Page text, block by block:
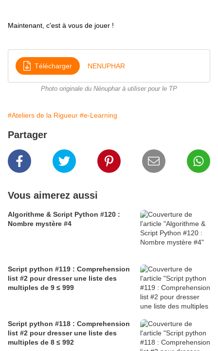
Maintenant, c'est à vous de jouer !
Télécharger NENUPHAR
Photo originale du Nénuphar à utiliser pour le TP
#Ateliers de la Rigueur #e-Learning
Partager
Vous aimerez aussi
Algorithme & Script Python #120 :
Nombre mystère #4
Script python #119 : Comprehension
list #2 pour dresser une liste des
multiples de 9 ≤ 999
Script python #118 : Comprehension
list #2 pour dresser une liste des
multiples de 8 ≤ 992